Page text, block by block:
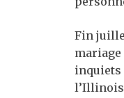
Fin
mariage
inquiets
l’Illinois